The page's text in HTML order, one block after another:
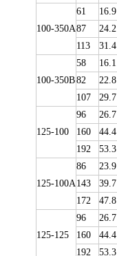
100-350A
61
16.9
87
24.2
113
31.4
100-350B
58
16.1
82
22.8
107
29.7
125-100
96
26.7
160
44.4
192
53.3
125-100A
86
23.9
143
39.7
172
47.8
125-125
96
26.7
160
44.4
192
53.3